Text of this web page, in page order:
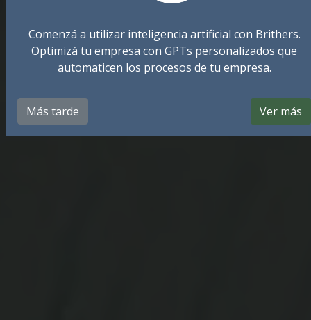
Comenzá a utilizar inteligencia artificial con Brithers.
Optimizá tu empresa con GPTs personalizados que
automaticen los procesos de tu empresa.
Más tarde Ver más